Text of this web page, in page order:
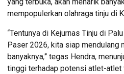
mempopulerkan olahraga tinju di
“Tentunya di Kejurnas Tinju di
Paser 2026, kita siap mendulang
banyaknya,” tegas Hendra,
tinggi terhadap potensi atlet-atlet